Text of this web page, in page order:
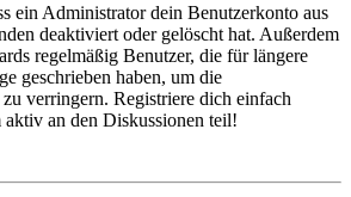
ein Administrator dein Benutzerkonto aus
deaktiviert oder gelöscht hat. Außerdem
regelmäßig Benutzer, die für längere
geschrieben haben, um die
verringern. Registriere dich einfach
aktiv an den Diskussionen teil!